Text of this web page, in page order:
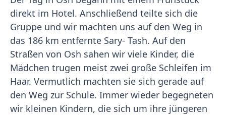
direkt im Hotel. Anschließend teilte sich die
Gruppe und wir machten uns auf den Weg in
das 186 km entfernte Sary- Tash. Auf den
Straßen von Osh sahen wir viele Kinder, die
Mädchen trugen meist zwei große Schleifen im
Haar. Vermutlich machten sie sich gerade auf
den Weg zur Schule. Immer wieder begegneten
wir kleinen Kindern, die sich um ihre jüngeren